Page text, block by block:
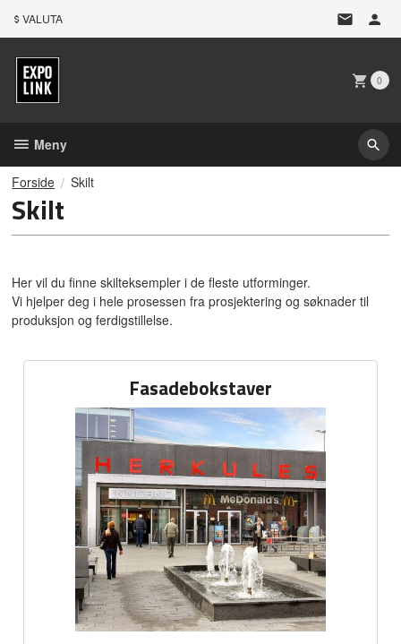
VALUTA
0
Meny
Forside Skilt
Skilt
Her vil du finne skilteksempler i de fleste utforminger.
Vi hjelper deg i hele prosessen fra prosjektering og søknader til
produksjon og ferdigstillelse.
Fasadebokstaver